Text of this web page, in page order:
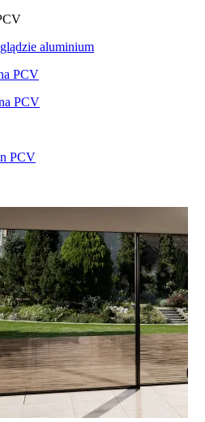
aluminium
PCV
PCV
PCV